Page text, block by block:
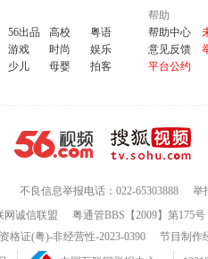
56出品 高校
粤语
游戏 时尚
娱乐
少儿 母婴 拍客
帮助
帮助中心
意见反馈
平台公约
不良信息举报电话：022-65303888
举
网诚信联盟 粤通管BBS【2009】第175号
格证(粤)-非经营性-2023-0390
节目制作